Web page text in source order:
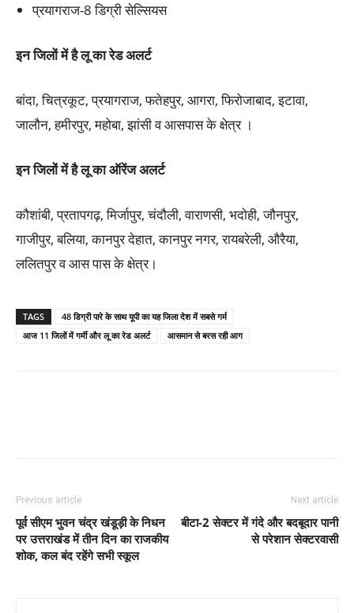
प्रयागराज-8 डिग्री सेल्सियस
इन जिलों में है लू का रेड अलर्ट
बांदा, चित्रकूट, प्रयागराज, फतेहपुर, आगरा, फिरोजाबाद, इटावा,
जालौन, हमीरपुर, महोबा, झांसी व आसपास के क्षेत्र ।
इन जिलों में है लू का ऑरेंज अलर्ट
कौशांबी, प्रतापगढ़, मिर्जापुर, चंदौली, वाराणसी, भदोही, जौनपुर,
गाजीपुर, बलिया, कानपुर देहात, कानपुर नगर, रायबरेली, औरैया,
ललितपुर व आस पास के क्षेत्र।
TAGS
48 डिग्री पारे के साथ यूपी का यह जिला देश में सबसे गर्म
आज 11 जिलों में गर्मी और लू का रेड अलर्ट
आसमान से बरस रही आग
Previous article
पूर्व सीएम भुवन चंद्र खंडूड़ी के निधन
पर उत्तराखंड में तीन दिन का राजकीय
शोक, कल बंद रहेंगे सभी स्कूल
Next article
बीटा-2 सेक्टर में गंदे और बदबूदार पानी
से परेशान सेक्टरवासी